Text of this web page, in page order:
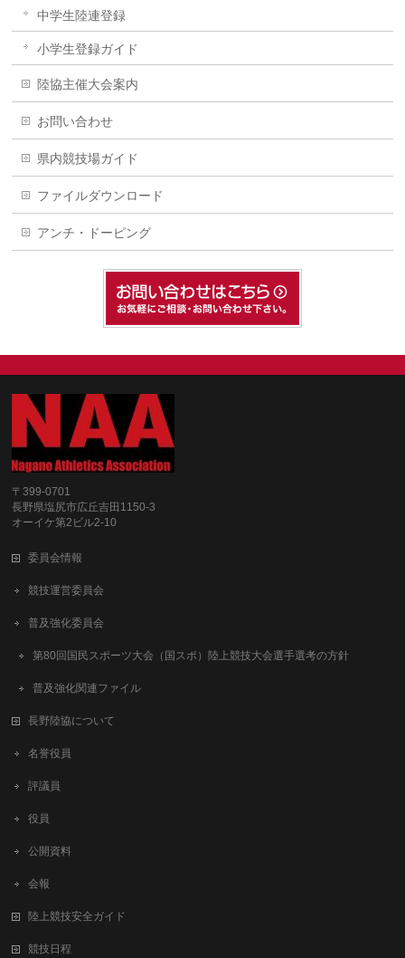
中学生陸連登録
小学生登録ガイド
陸協主催大会案内
お問い合わせ
県内競技場ガイド
ファイルダウンロード
アンチ・ドーピング
〒399-0701
長野県塩尻市広丘吉田1150-3
オーイケ第2ビル2-10
委員会情報
競技運営委員会
普及強化委員会
第80回国民スポーツ大会（国スポ）陸上競技大会選手選考の方針
普及強化関連ファイル
長野陸協について
名誉役員
評議員
役員
公開資料
会報
陸上競技安全ガイド
競技日程